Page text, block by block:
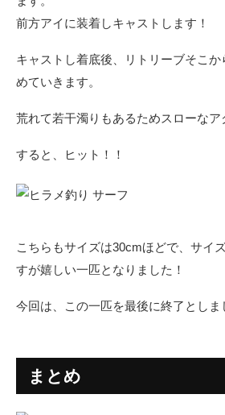
前方アイに装着しキャストします！
キャストし着底後、リトリーブそこ
めていきます。
荒れて若干濁りもあるためスローな
すると、ヒット！！
こちらもサイズは30cmほどで、サイ
すが嬉しい一匹となりました！
今回は、この一匹を最後に終了としま
まとめ